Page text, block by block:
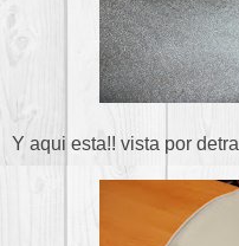
Y aqui esta!! vista por